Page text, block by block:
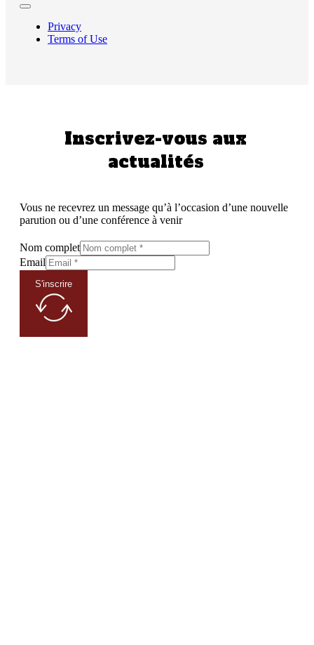
Privacy
Terms of Use
Inscrivez-vous aux
actualités
Vous ne recevrez un message qu’à l’occasion d’une nouvelle
parution ou d’une conférence à venir
Nom complet
Email
S'inscrire